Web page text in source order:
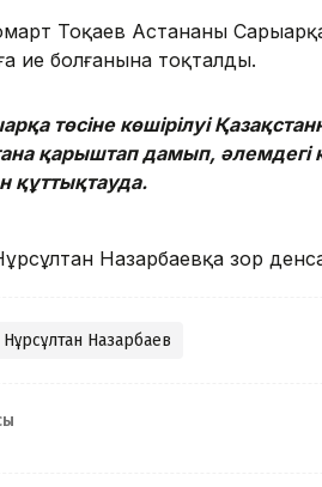
Тоқаев Астананы
ие болғанына тоқталды.
төсіне көшірілуі
қарыштап дамып, әлемдегі
құттықтауда.
Назарбаевқа зор
Нұрсұлтан Назарбаев